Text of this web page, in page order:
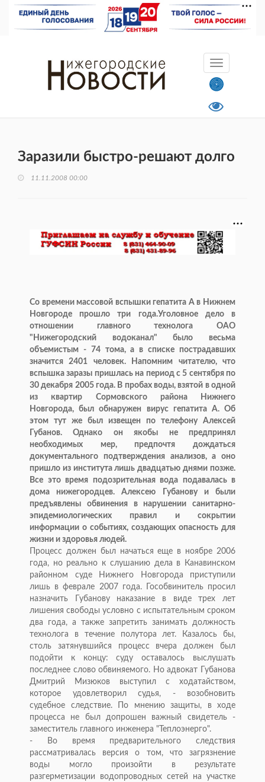
Заразили быстро-решают долго
11.11.2008 00:00
Со времени массовой вспышки гепатита А в Нижнем
Новгороде прошло три года.Уголовное дело в
отношении главного технолога ОАО
"Нижегородский водоканал" было весьма
объемистым - 74 тома, а в списке пострадавших
значится 2401 человек. Напомним читателю, что
вспышка заразы пришлась на период с 5 сентября по
30 декабря 2005 года. В пробах воды, взятой в одной
из квартир Сормовского района Нижнего
Новгорода, был обнаружен вирус гепатита А. Об
этом тут же был извещен по телефону Алексей
Губанов. Однако он якобы не предпринял
необходимых мер, предпочтя дождаться
документального подтверждения анализов, а оно
пришло из института лишь двадцатью днями позже.
Все это время подозрительная вода подавалась в
дома нижегородцев. Алексею Губанову и были
предъявлены обвинения в нарушении санитарно-
эпидемиологических правил и сокрытии
информации о событиях, создающих опасность для
жизни и здоровья людей.
Процесс должен был начаться еще в ноябре 2006
года, но реально к слушанию дела в Канавинском
районном суде Нижнего Новгорода приступили
лишь в феврале 2007 года. Гособвинитель просил
назначить Губанову наказание в виде трех лет
лишения свободы условно с испытательным сроком
два года, а также запретить занимать должность
технолога в течение полутора лет. Казалось бы,
столь затянувшийся процесс вчера должен был
подойти к концу: суду оставалось выслушать
последнее слово обвиняемого. Но адвокат Губанова
Дмитрий Мизюков выступил с ходатайством,
которое удовлетворил судья, - возобновить
судебное следствие. По мнению защиты, в ходе
процесса не был допрошен важный свидетель -
заместитель главного инженера "Теплоэнерго".
- Во время предварительного следствия
рассматривалась версия о том, что загрязнение
воды могло произойти в результате
разгерметизации водопроводных сетей на участке